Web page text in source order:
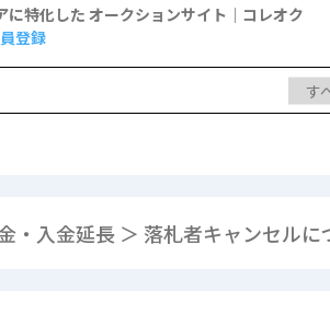
に特化した オークションサイト｜コレオク
登録
す
・入金延長 ＞ 落札者キャンセルに